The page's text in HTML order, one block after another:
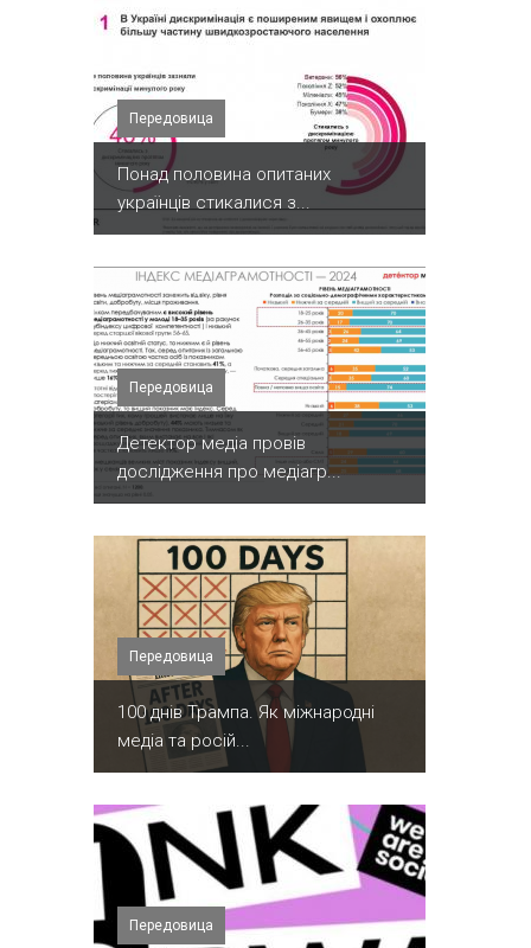
Передовица
Понад половина опитаних
українців стикалися з...
Передовица
Детектор медіа провів
дослідження про медіагр...
Передовица
100 днів Трампа. Як міжнародні
медіа та росій...
Передовица